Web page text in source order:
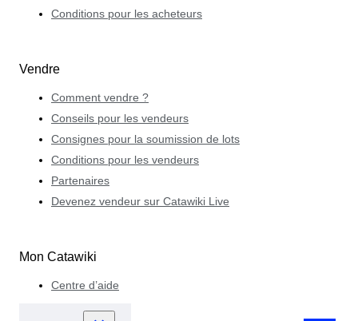
Conditions pour les acheteurs
Vendre
Comment vendre ?
Conseils pour les vendeurs
Consignes pour la soumission de lots
Conditions pour les vendeurs
Partenaires
Devenez vendeur sur Catawiki Live
Mon Catawiki
Centre d’aide